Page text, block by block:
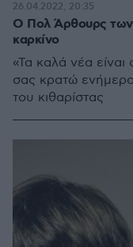
O Πολ Άρθουρς των
καρκίνο
«Τα καλά νέα είναι
σας κρατώ
του κιθαρίστας
26.04.2022, 20:35